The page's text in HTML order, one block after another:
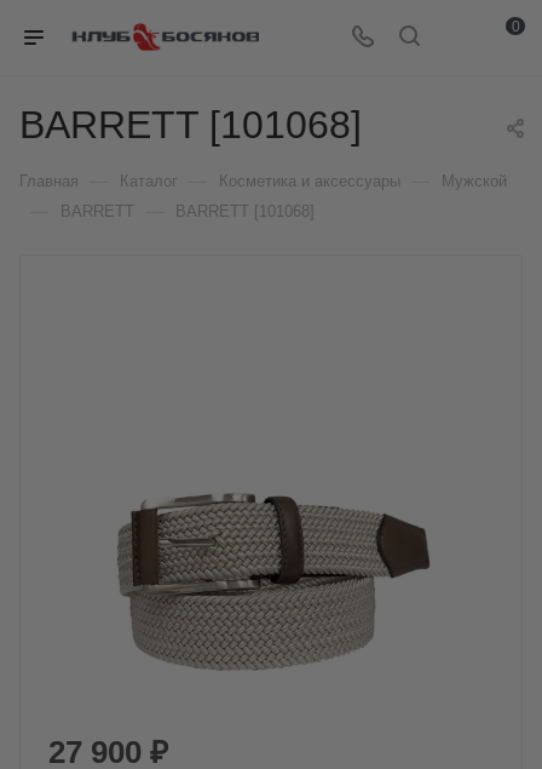
0
BARRETT [101068]
Главная Каталог Косметика и аксессуары Мужской
BARRETT BARRETT [101068]
27 900 ₽